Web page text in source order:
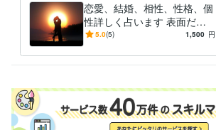
恋愛、結婚、相性、性格、個
性詳しく占います 表面だけ
ではわからない本当の自分自
5.0(5) 1,500 円